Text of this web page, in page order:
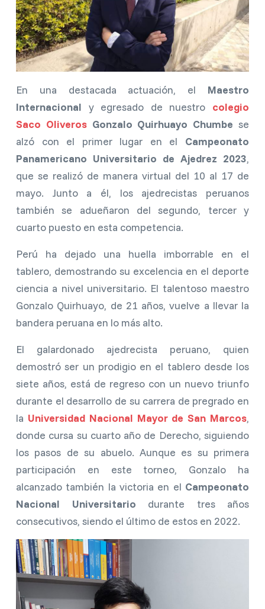
En una destacada actuación, el Maestro
Internacional y egresado de nuestro colegio
Saco Oliveros Gonzalo Quirhuayo Chumbe se
alzó con el primer lugar en el Campeonato
Panamericano Universitario de Ajedrez 2023,
que se realizó de manera virtual del 10 al 17 de
mayo. Junto a él, los ajedrecistas peruanos
también se adueñaron del segundo, tercer y
cuarto puesto en esta competencia.
Perú ha dejado una huella imborrable en el
tablero, demostrando su excelencia en el deporte
ciencia a nivel universitario. El talentoso maestro
Gonzalo Quirhuayo, de 21 años, vuelve a llevar la
bandera peruana en lo más alto.
El galardonado ajedrecista peruano, quien
demostró ser un prodigio en el tablero desde los
siete años, está de regreso con un nuevo triunfo
durante el desarrollo de su carrera de pregrado en
la Universidad Nacional Mayor de San Marcos,
donde cursa su cuarto año de Derecho, siguiendo
los pasos de su abuelo. Aunque es su primera
participación en este torneo, Gonzalo ha
alcanzado también la victoria en el Campeonato
Nacional Universitario durante tres años
consecutivos, siendo el último de estos en 2022.